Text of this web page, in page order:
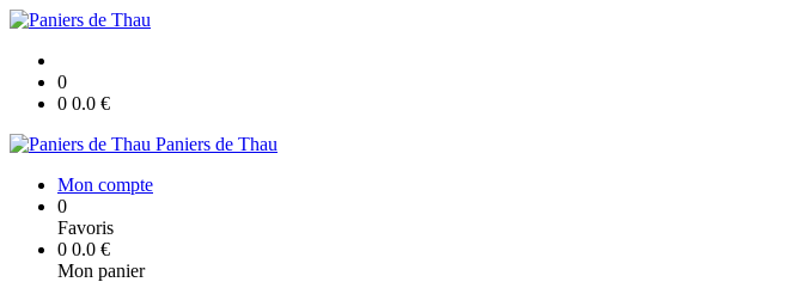
0
0 0.0 €
Paniers de Thau
Mon compte
0
Favoris
0 0.0 €
Mon panier